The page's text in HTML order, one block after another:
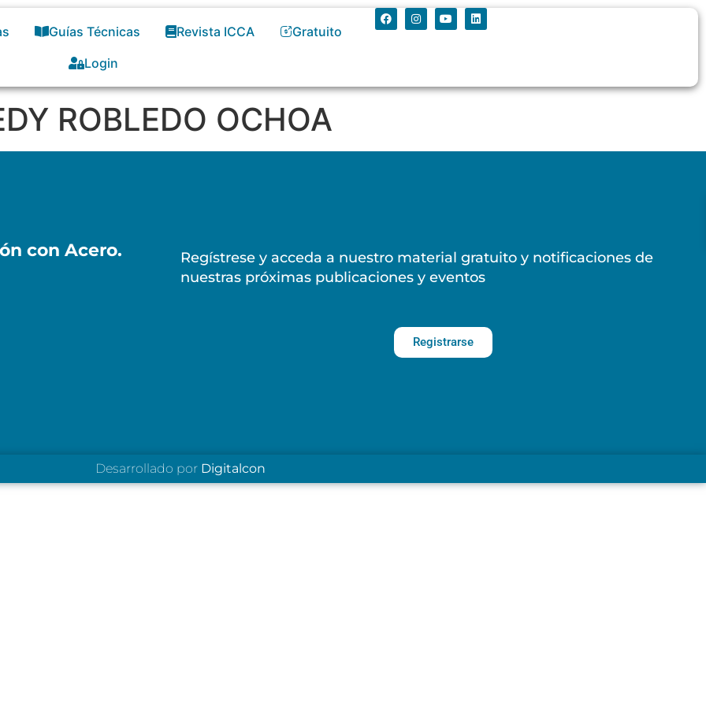
Guías Técnicas Revista ICCA
Gratuito
Login
ROBLEDO OCHOA
con Acero.
Regístrese y acceda a nuestro material gratuito y notificaciones de
nuestras próximas publicaciones y eventos
Registrarse
Desarrollado por Digitalcon